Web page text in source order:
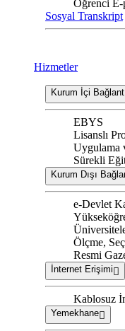
Öğrenci E-
Sosyal Transkript
Hizmetler
Kurum İçi
EBYS
Lisanslı
Uygulama
Sürekli
Kurum Dışı
e-Devlet
Ölçme,
Resmi
İnternet Erişimi
Kablosuz
Yemekhane